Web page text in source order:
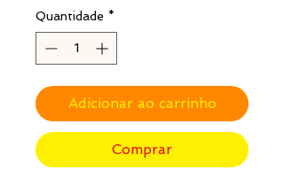
Quantidade *
Adicionar ao carrinho
Comprar